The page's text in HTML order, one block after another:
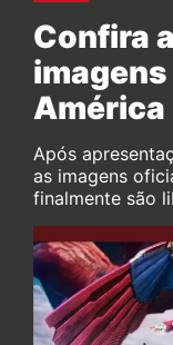
Confira
América
Após
as imagens
finalmente são